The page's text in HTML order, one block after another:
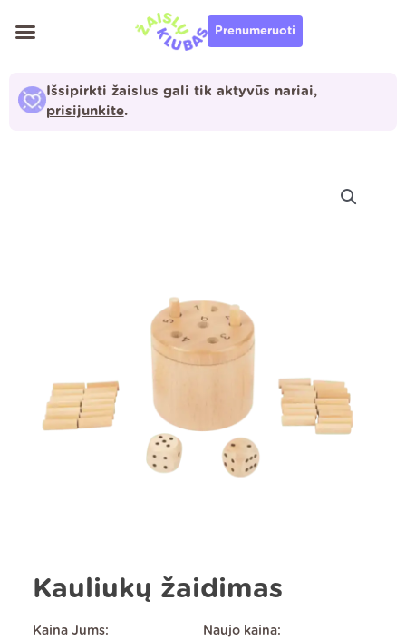
prie
Prenumeruoti
Išsipirkti žaislus gali tik aktyvūs nariai,
prisijunkite.
Kauliukų žaidimas
Kaina Jums: Naujo kaina: